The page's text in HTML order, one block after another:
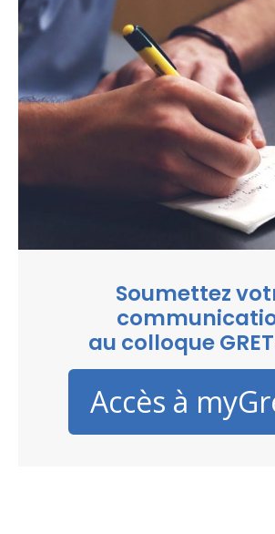
Soumettez
au colloque
Accès à